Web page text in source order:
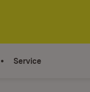
Service